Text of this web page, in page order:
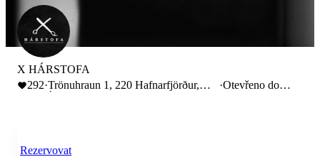
X HÁRSTOFA
292·Trönuhraun 1, 220 Hafnarfjörður,
·Otevřeno do
Rezervovat